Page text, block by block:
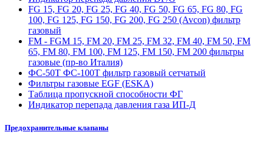
FG 15, FG 20, FG 25, FG 40, FG 50, FG 65, FG 80, FG
100, FG 125, FG 150, FG 200, FG 250 (Avcon) фильтр
газовый
FM - FGM 15, FM 20, FM 25, FM 32, FM 40, FM 50, FM
65, FM 80, FM 100, FM 125, FM 150, FM 200 фильтры
газовые (пр-во Италия)
ФС-50Т ФС-100Т фильтр газовый сетчатый
Фильтры газовые EGF (ESKA)
Таблица пропускной способности ФГ
Индикатор перепада давления газа ИП-Д
Предохранительные клапаны